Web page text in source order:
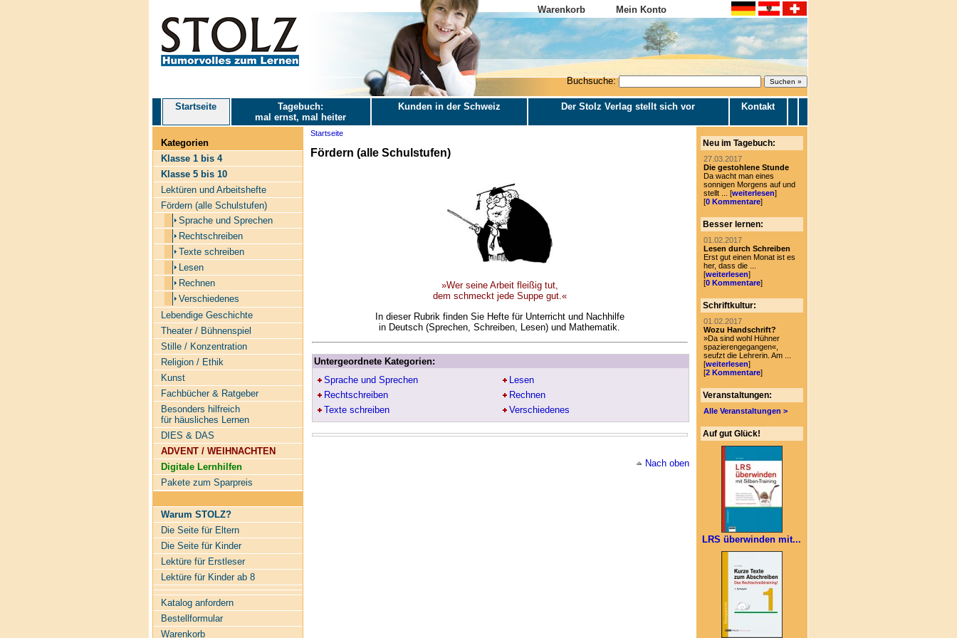
Warenkorb Mein Konto
Buchsuche:
Startseite
Tagebuch:
mal ernst, mal heiter
Kunden in der Schweiz Der Stolz Verlag stellt sich vor Kontakt
Kategorien
Klasse 1 bis 4
Klasse 5 bis 10
Lektüren und Arbeitshefte
Fördern (alle Schulstufen)
Sprache und Sprechen
Rechtschreiben
Texte schreiben
Lesen
Rechnen
Verschiedenes
Lebendige Geschichte
Theater / Bühnenspiel
Stille / Konzentration
Religion / Ethik
Kunst
Fachbücher & Ratgeber
Besonders hilfreich
für häusliches Lernen
DIES & DAS
ADVENT / WEIHNACHTEN
Digitale Lernhilfen
Pakete zum Sparpreis
Warum STOLZ?
Die Seite für Eltern
Die Seite für Kinder
Lektüre für Erstleser
Lektüre für Kinder ab 8
Katalog anfordern
Bestellformular
Warenkorb
Startseite
Fördern (alle Schulstufen)
»Wer seine Arbeit fleißig tut,
dem schmeckt jede Suppe gut.«
In dieser Rubrik finden Sie Hefte für Unterricht und Nachhilfe
in Deutsch (Sprechen, Schreiben, Lesen) und Mathematik.
Untergeordnete Kategorien:
Sprache und Sprechen
Rechtschreiben
Texte schreiben
Lesen
Rechnen
Verschiedenes
Nach oben
Neu im Tagebuch:
27.03.2017
Die gestohlene Stunde
Da wacht man eines
sonnigen Morgens auf und
stellt ... [weiterlesen]
[0 Kommentare]
Besser lernen:
01.02.2017
Lesen durch Schreiben
Erst gut einen Monat ist es
her, dass die ...
[weiterlesen]
[0 Kommentare]
Schriftkultur:
01.02.2017
Wozu Handschrift?
»Da sind wohl Hühner
spazierengegangen«,
seufzt die Lehrerin. Am ...
[weiterlesen]
[2 Kommentare]
Veranstaltungen:
Alle Veranstaltungen >
Auf gut Glück!
LRS überwinden mit...